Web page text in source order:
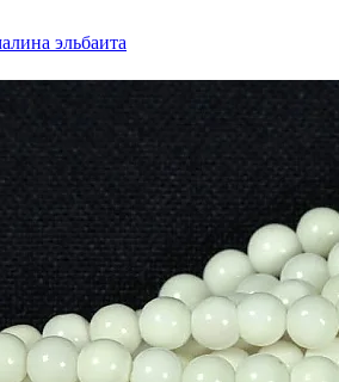
эльбаита